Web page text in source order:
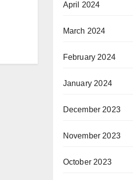
April 2024
March 2024
February 2024
January 2024
December 2023
November 2023
October 2023